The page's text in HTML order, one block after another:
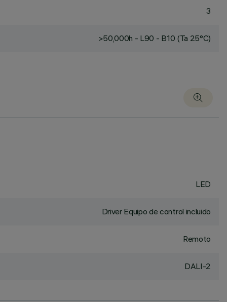
3
>50,000h - L90 - B10 (Ta 25°C)
LED
Driver Equipo de control incluido
Remoto
DALI-2